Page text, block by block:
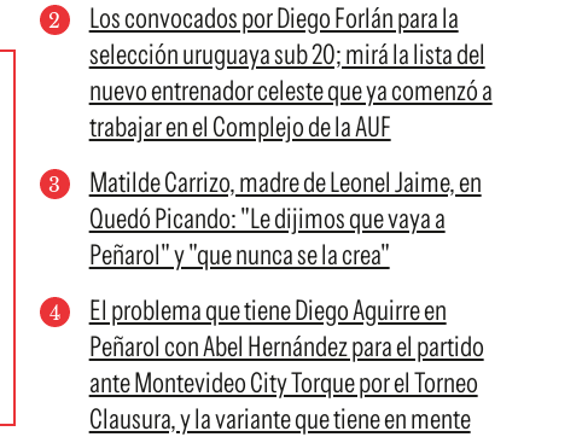
Los convocados por Diego Forlán para la
selección uruguaya sub 20; mirá la lista del
nuevo entrenador celeste que ya comenzó a
trabajar en el Complejo de la AUF
Matilde Carrizo, madre de Leonel Jaime, en
Quedó Picando: "Le dijimos que vaya a
Peñarol" y "que nunca se la crea"
El problema que tiene Diego Aguirre en
Peñarol con Abel Hernández para el partido
ante Montevideo City Torque por el Torneo
Clausura, y la variante que tiene en mente